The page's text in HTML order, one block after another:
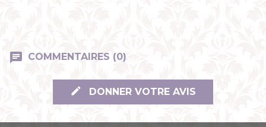
COMMENTAIRES (0)
DONNER VOTRE AVIS